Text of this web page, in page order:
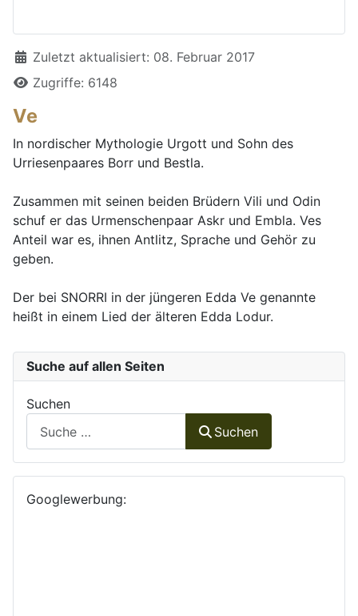
DetailsZuletzt aktualisiert: 08. Februar 2017
Zugriffe: 6148
Ve
In nordischer Mythologie Urgott und Sohn des
Urriesenpaares Borr und Bestla.
Zusammen mit seinen beiden Brüdern Vili und Odin
schuf er das Urmenschenpaar Askr und Embla. Ves
Anteil war es, ihnen Antlitz, Sprache und Gehör zu
geben.
Der bei SNORRI in der jüngeren Edda Ve genannte
heißt in einem Lied der älteren Edda Lodur.
Suche auf allen Seiten
Suchen
Suchen
Googlewerbung: